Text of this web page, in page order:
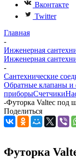
Вконтакте
Twitter
Главная
-
Инженерная
Инженерная
-
Сантехнические
Обратные клапаны и
приборыСчетчики
-Футорка Valtec под
Поделиться
Футорка